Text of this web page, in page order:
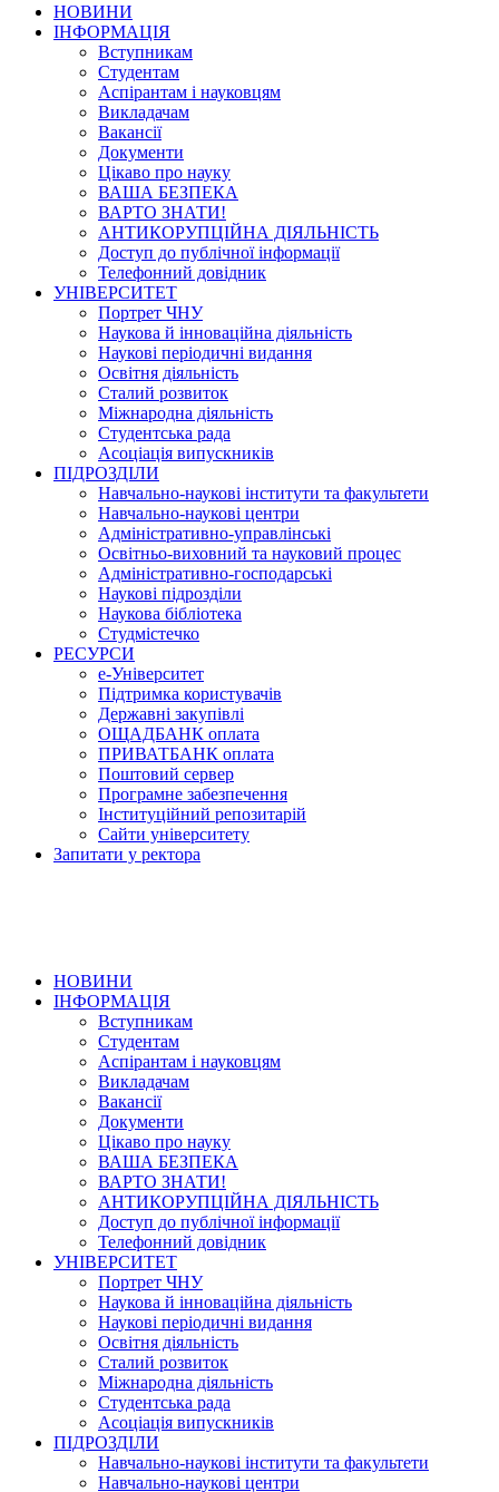
НОВИНИ
ІНФОРМАЦІЯ
Вступникам
Студентам
Аспірантам і науковцям
Викладачам
Вакансії
Документи
Цікаво про науку
ВАША БЕЗПЕКА
ВАРТО ЗНАТИ!
АНТИКОРУПЦІЙНА ДІЯЛЬНІСТЬ
Доступ до публічної інформації
Телефонний довідник
УНІВЕРСИТЕТ
Портрет ЧНУ
Наукова й інноваційна діяльність
Наукові періодичні видання
Освітня діяльність
Сталий розвиток
Міжнародна діяльність
Студентська рада
Асоціація випускників
ПІДРОЗДІЛИ
Навчально-наукові інститути та факультети
Навчально-наукові центри
Адміністративно-управлінські
Освітньо-виховний та науковий процес
Адміністративно-господарські
Наукові підрозділи
Наукова бібліотека
Студмістечко
РЕСУРСИ
е-Університет
Підтримка користувачів
Державні закупівлі
ОЩАДБАНК оплата
ПРИВАТБАНК оплата
Поштовий сервер
Програмне забезпечення
Інституційний репозитарій
Сайти університету
Запитати у ректора
НОВИНИ
ІНФОРМАЦІЯ
Вступникам
Студентам
Аспірантам і науковцям
Викладачам
Вакансії
Документи
Цікаво про науку
ВАША БЕЗПЕКА
ВАРТО ЗНАТИ!
АНТИКОРУПЦІЙНА ДІЯЛЬНІСТЬ
Доступ до публічної інформації
Телефонний довідник
УНІВЕРСИТЕТ
Портрет ЧНУ
Наукова й інноваційна діяльність
Наукові періодичні видання
Освітня діяльність
Сталий розвиток
Міжнародна діяльність
Студентська рада
Асоціація випускників
ПІДРОЗДІЛИ
Навчально-наукові інститути та факультети
Навчально-наукові центри